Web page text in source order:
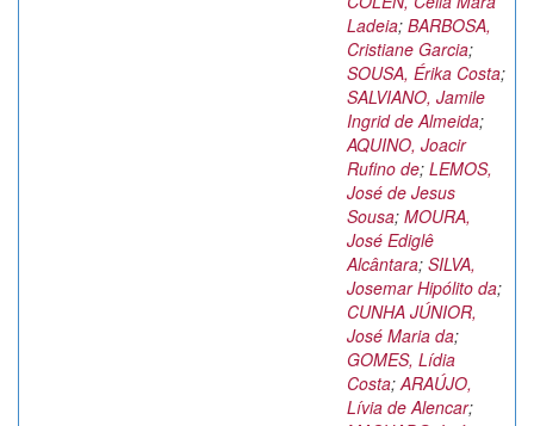
Ladeia; BARBOSA,
Cristiane Garcia;
SOUSA, Érika Costa;
SALVIANO, Jamile
Ingrid de Almeida;
AQUINO, Joacir
Rufino de; LEMOS,
José de Jesus
Sousa; MOURA,
José Ediglê
Alcântara; SILVA,
Josemar Hipólito da;
CUNHA JÚNIOR,
José Maria da;
GOMES, Lídia
Costa;ARAÚJO,
Lívia de Alencar;